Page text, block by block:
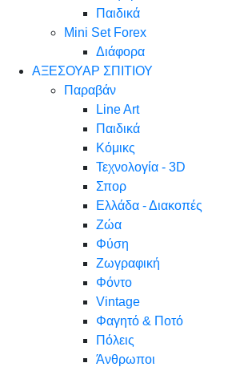
Παιδικά
Mini Set Forex
Διάφορα
ΑΞΕΣΟΥΑΡ ΣΠΙΤΙΟΥ
Παραβάν
Line Art
Παιδικά
Κόμικς
Τεχνολογία - 3D
Σπορ
Ελλάδα - Διακοπές
Ζώα
Φύση
Ζωγραφική
Φόντο
Vintage
Φαγητό & Ποτό
Πόλεις
Άνθρωποι